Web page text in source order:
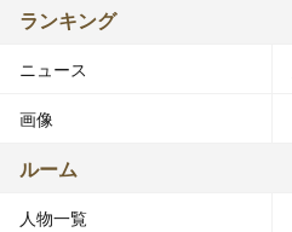
ランキング
ニュース
画像
ルーム
人物一覧